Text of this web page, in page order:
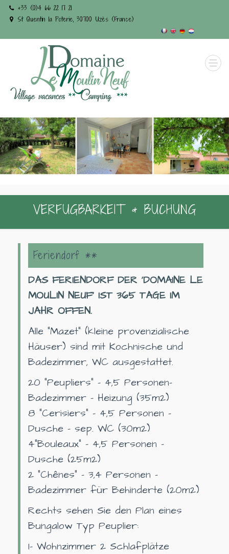
+33 (0)4 66 22 17 21
St Quentin la Poterie, 30700 Uzès (France)
VERFUGBARKEIT & BUCHUNG
Feriendorf **
DAS FERIENDORF DER 'DOMAINE LE
MOULIN NEUF' IST 365 TAGE IM
JAHR OFFEN.
Alle "Mazet" (kleine provenzialische
Häuser) sind mit Kochnische und
Badezimmer, WC ausgestattet.
20 "Peupliers" - 4,5 Personen-
Badezimmer - Heizung (35m2)
8 "Cerisiers" - 4,5 Personen -
Dusche - sep. WC (30m2)
4"Bouleaux" - 4,5 Personen -
Dusche (25m2)
2 "Chênes" - 3,4 Personen -
Badezimmer für Behinderte (20m2)
Rechts sehen Sie den Plan eines
Bungalow Typ Peuplier:
1- Wohnzimmer 2 Schlafplätze